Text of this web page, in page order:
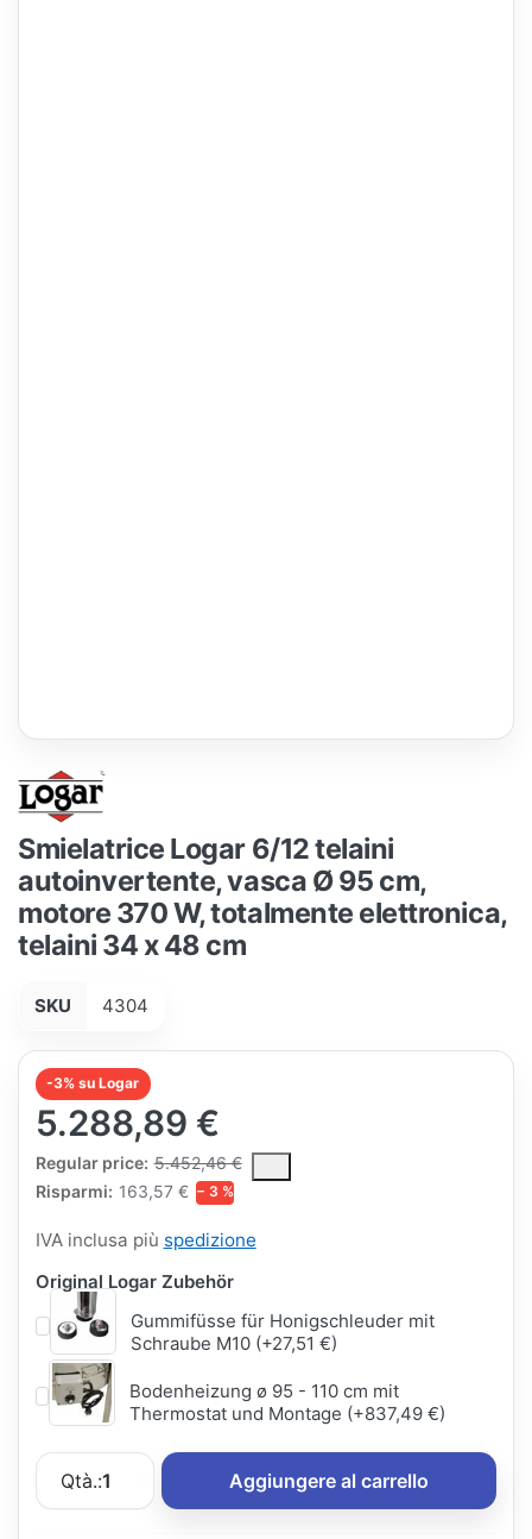
Smielatrice Logar 6/12 telaini
autoinvertente, vasca Ø 95 cm,
motore 370 W, totalmente elettronica,
telaini 34 x 48 cm
SKU 4304
-3% su Logar
5.288,89 €
Regular price: 5.452,46 €
The Regular Price is the median selling price paid by
Risparmi: 163,57 € − 3 %
IVA inclusa più spedizione
Original Logar Zubehör
Gummifüsse für Honigschleuder mit
Schraube M10 (+27,51 €)
Bodenheizung ø 95 - 110 cm mit
Thermostat und Montage (+837,49 €)
Qtà.:1 Aggiungere al carrello